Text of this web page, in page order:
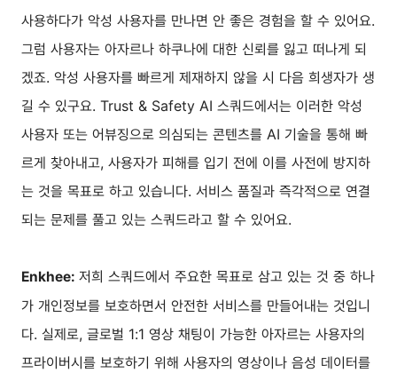
사용하다가 악성 사용자를 만나면 안 좋은 경험을 할 수 있어요.
그럼 사용자는 아자르나 하쿠나에 대한 신뢰를 잃고 떠나게 되
겠죠. 악성 사용자를 빠르게 제재하지 않을 시 다음 희생자가 생
길 수 있구요. Trust & Safety AI 스쿼드에서는 이러한 악성
사용자 또는 어뷰징으로 의심되는 콘텐츠를 AI 기술을 통해 빠
르게 찾아내고, 사용자가 피해를 입기 전에 이를 사전에 방지하
는 것을 목표로 하고 있습니다. 서비스 품질과 즉각적으로 연결
되는 문제를 풀고 있는 스쿼드라고 할 수 있어요.
Enkhee: 저희 스쿼드에서 주요한 목표로 삼고 있는 것 중 하나
가 개인정보를 보호하면서 안전한 서비스를 만들어내는 것입니
다. 실제로, 글로벌 1:1 영상 채팅이 가능한 아자르는 사용자의
프라이버시를 보호하기 위해 사용자의 영상이나 음성 데이터를